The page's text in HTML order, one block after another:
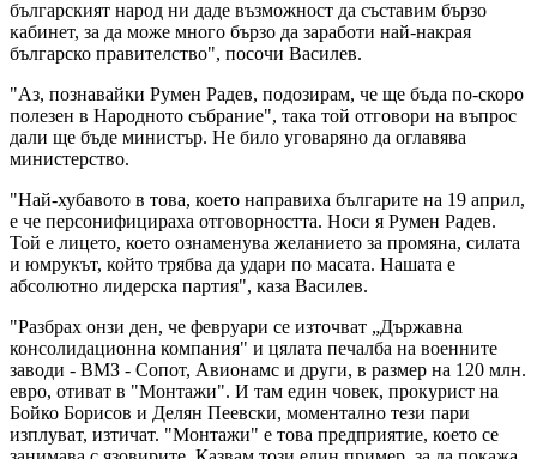
българският народ ни даде възможност да съставим бързо
кабинет, за да може много бързо да заработи най-накрая
българско правителство", посочи Василев.
"Аз, познавайки Румен Радев, подозирам, че ще бъда по-скоро
полезен в Народното събрание", така той отговори на въпрос
дали ще бъде министър. Не било уговаряно да оглавява
министерство.
"Най-хубавото в това, което направиха българите на 19 април,
е че персонифицираха отговорността. Носи я Румен Радев.
Той е лицето, което ознаменува желанието за промяна, силата
и юмрукът, който трябва да удари по масата. Нашата е
абсолютно лидерска партия", каза Василев.
"Разбрах онзи ден, че февруари се източват „Държавна
консолидационна компания" и цялата печалба на военните
заводи - ВМЗ - Сопот, Авионамс и други, в размер на 120 млн.
евро, отиват в "Монтажи". И там един човек, прокурист на
Бойко Борисов и Делян Пеевски, моментално тези пари
изплуват, изтичат. "Монтажи" е това предприятие, което се